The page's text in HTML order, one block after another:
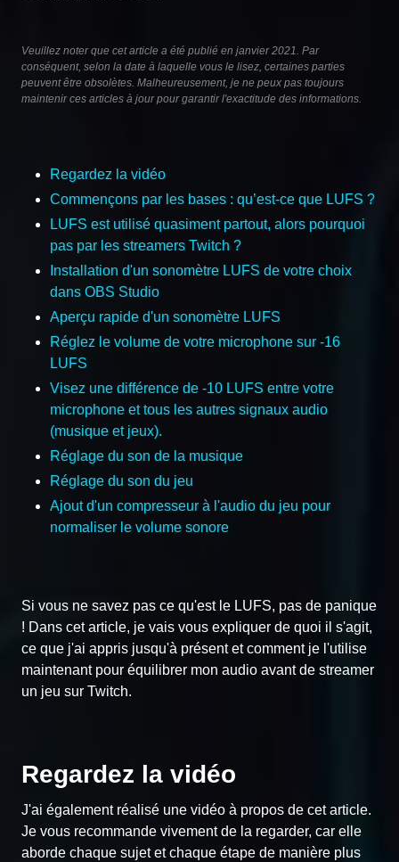
Veuillez noter que cet article a été publié en janvier 2021. Par
conséquent, selon la date à laquelle vous le lisez, certaines parties
peuvent être obsolètes. Malheureusement, je ne peux pas toujours
maintenir ces articles à jour pour garantir l'exactitude des informations.
Regardez la vidéo
Commençons par les bases : qu’est-ce que LUFS ?
LUFS est utilisé quasiment partout, alors pourquoi
pas par les streamers Twitch ?
Installation d'un sonomètre LUFS de votre choix
dans OBS Studio
Aperçu rapide d'un sonomètre LUFS
Réglez le volume de votre microphone sur -16
LUFS
Visez une différence de -10 LUFS entre votre
microphone et tous les autres signaux audio
(musique et jeux).
Réglage du son de la musique
Réglage du son du jeu
Ajout d'un compresseur à l'audio du jeu pour
normaliser le volume sonore
Si vous ne savez pas ce qu'est le LUFS, pas de panique
! Dans cet article, je vais vous expliquer de quoi il s'agit,
ce que j'ai appris jusqu'à présent et comment je l'utilise
maintenant pour équilibrer mon audio avant de streamer
un jeu sur Twitch.
Regardez la vidéo
J'ai également réalisé une vidéo à propos de cet article.
Je vous recommande vivement de la regarder, car elle
aborde chaque sujet et chaque étape de manière plus